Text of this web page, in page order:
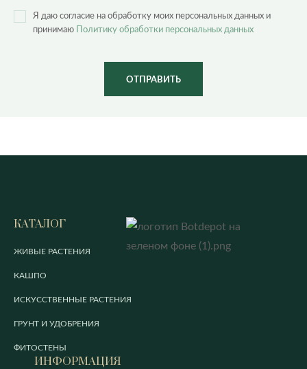
Я даю согласие на обработку моих персональных данных и
принимаю
Политику обработки персональных данных
ОТПРАВИТЬ
КАТАЛОГ
ЖИВЫЕ РАСТЕНИЯ
КАШПО
ИСКУССТВЕННЫЕ РАСТЕНИЯ
ГРУНТ И УДОБРЕНИЯ
ФИТОСТЕНЫ
ИНФОРМАЦИЯ